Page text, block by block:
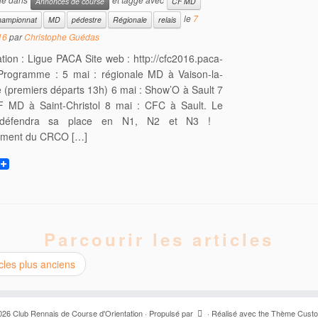
MD pédestre Régionale relais le 7
parChristophe Guédas
: Ligue PACA Site web : http://cfc2016.paca-
: 5 mai : régionale MD à Vaison-la-
(premiers départs 13h) 6 mai : Show’O à Sault 7
MD à Saint-Christol 8 mai : CFC à Sault. Le
défendra sa place en N1, N2 et N3 !
du CRCO […]
Parcourir les articles
plus anciens
Club Rennais de Course d'Orientation· Propulsé par · Réalisé avec theThème